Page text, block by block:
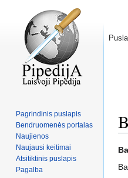
to
to
Pagrindinis puslapis
Bendruomenės portalas
Naujienos
Naujausi keitimai
Atsitiktinis puslapis
Pagalba